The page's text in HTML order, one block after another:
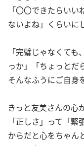
「〇〇できたらい
ないよね」くらいに
「完璧じゃなくて
っか」「ちょっとだ
そんなふうにご自身
きっと友美さんの心
「正しさ」って「緊
からだと心をちゃん